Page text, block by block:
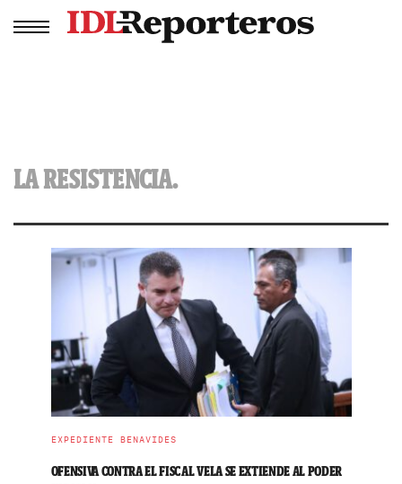
LA RESISTENCIA.
EXPEDIENTE BENAVIDES
OFENSIVA CONTRA EL FISCAL VELA SE EXTIENDE AL PODER